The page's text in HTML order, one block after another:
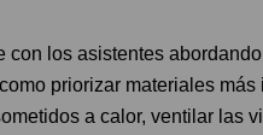
con los asistentes
priorizar materiales
a calor, ventilar las